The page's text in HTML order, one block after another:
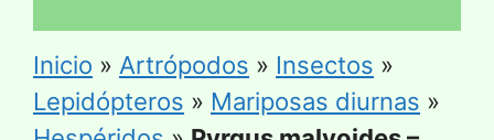
Inicio » Artrópodos » Insectos »
Lepidópteros » Mariposas diurnas »